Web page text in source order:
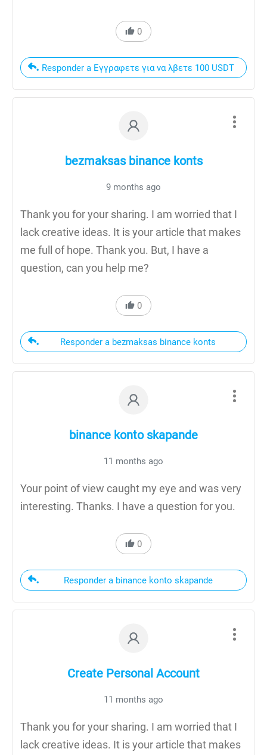
0
Responder a Εγγραφετε για να λβετε 100 USDT
bezmaksas binance konts
9 months ago
Thank you for your sharing. I am worried that I
lack creative ideas. It is your article that makes
me full of hope. Thank you. But, I have a
question, can you help me?
0
Responder a bezmaksas binance konts
binance konto skapande
11 months ago
Your point of view caught my eye and was very
interesting. Thanks. I have a question for you.
0
Responder a binance konto skapande
Create Personal Account
11 months ago
Thank you for your sharing. I am worried that I
lack creative ideas. It is your article that makes